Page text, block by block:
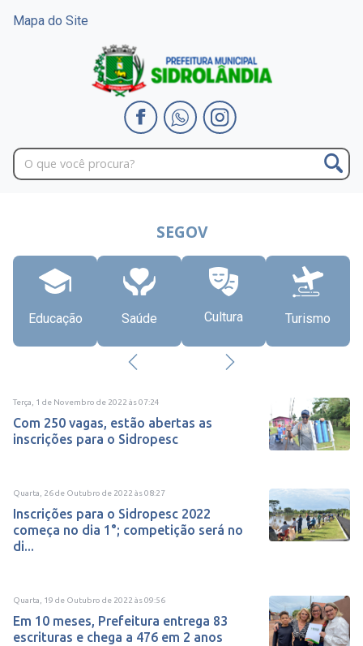
Mapa do Site
SEGOV
Educação Saúde Cultura Turismo
Terça, 1 de Novembro de 2022 às07:24
Com 250 vagas, estão abertas as
inscrições para o Sidropesc
Quarta, 26 de Outubro de 2022 às08:27
Inscrições para o Sidropesc 2022
começa no dia 1°; competição será no
di...
Quarta, 19 de Outubro de 2022 às09:56
Em 10 meses, Prefeitura entrega 83
escrituras e chega a 476 em 2 anos